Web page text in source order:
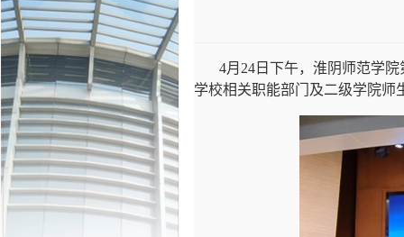
4月24日下午，淮阴师范学
学校相关职能部门及二级学院师